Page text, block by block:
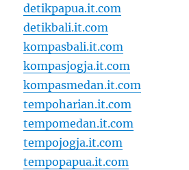
detikpapua.it.com
detikbali.it.com
kompasbali.it.com
kompasjogja.it.com
kompasmedan.it.com
tempoharian.it.com
tempomedan.it.com
tempojogja.it.com
tempopapua.it.com